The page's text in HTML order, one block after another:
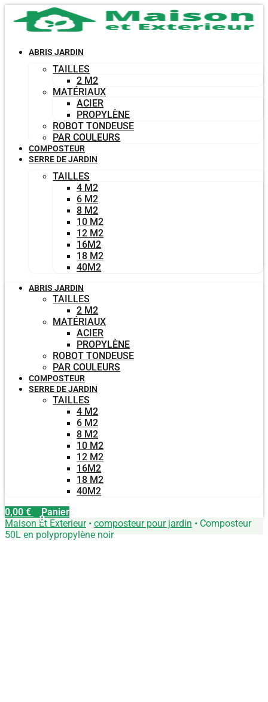
contenu
ABRIS JARDIN
TAILLES
2 M2
MATÉRIAUX
ACIER
PROPYLÈNE
ROBOT TONDEUSE
PAR COULEURS
COMPOSTEUR
SERRE DE JARDIN
TAILLES
4 M2
6 M2
8 M2
10 M2
12 M2
16M2
18 M2
40M2
ABRIS JARDIN
TAILLES
2 M2
MATÉRIAUX
ACIER
PROPYLÈNE
ROBOT TONDEUSE
PAR COULEURS
COMPOSTEUR
SERRE DE JARDIN
TAILLES
4 M2
6 M2
8 M2
10 M2
12 M2
16M2
18 M2
40M2
0,00 €
0
Panier
Maison Et Exterieur• composteur pour jardin • Composteur
50L en polypropylène noir